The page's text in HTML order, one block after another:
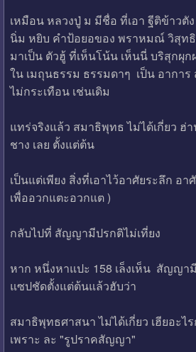
เหมือน หลวงปู่ ม มีชื่อ ที่เอา ฐีติข้าวตั
นิ่ม หยิบ คำป้อยอของ พราหมณ์ วิสุท
มาเป็น ตัวฮู้ ที่เห็นโน้น เห็นนี่ บริสุกผุ
ใน เมถุนธรรม ธรรมดาๆ เป็น อาการ
ไม่กระเทือน เช่นเดิม
แทร่จริงแล้ว สมาธิพุทธ ไม่ได้เกี่ยว ฮ่
ชาง เลย ตั้งแต่ต้น
เป็นแต่เพียง สิ่งที่เอาไว้อาศัยระลึก อ
เพื่ออวกแตะอวกแต )
กลับไปที่ สัญญามีปรกติไม่เที่ยง
หาก หนึ่งหาแปะ 158 เล็งเห็น สัญญา
แซปชัดตั้งแต่ต้นแล้วฮับว่า
สมาธิพุทธศาสนา ไม่ได้เกี่ยว เฮียอะไ
เพราะ ละ "รูปราคสัญญา"